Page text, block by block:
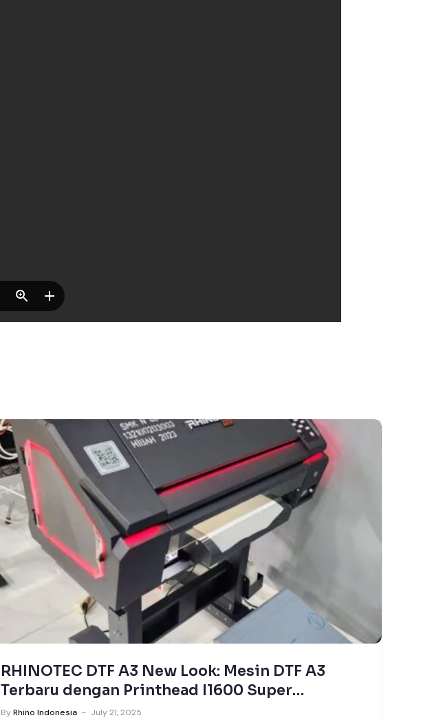
RHINOTEC DTF A3 New Look: Mesin DTF A3
Terbaru dengan Printhead I1600 Super
Tangguh!
ByRhino Indonesia July 21, 2025